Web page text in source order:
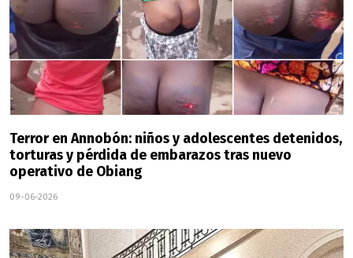
Terror en Annobón: niños y adolescentes detenidos,
torturas y pérdida de embarazos tras nuevo
operativo de Obiang
09-06-2026